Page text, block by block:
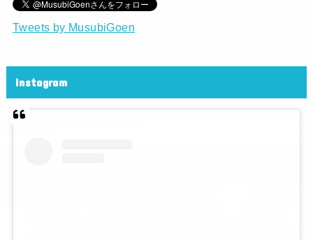
Tweets by MusubiGoen
Instagram